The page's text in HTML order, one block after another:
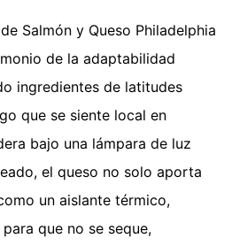
Salmón y Queso Philadelphia
de la adaptabilidad
ingredientes de latitudes
que se siente local en
bajo una lámpara de luz
el queso no solo aporta
un aislante térmico,
que no se seque,